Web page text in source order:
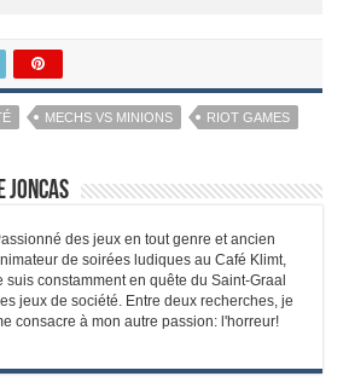
MECHS VS MINIONS RIOT GAMES
Joncas
des jeux en tout genre et ancien
de soirées ludiques au Café Klimt,
suis constamment en quête du Saint-Graal
jeux de société. Entre deux recherches, je
consacre à mon autre passion: l'horreur!